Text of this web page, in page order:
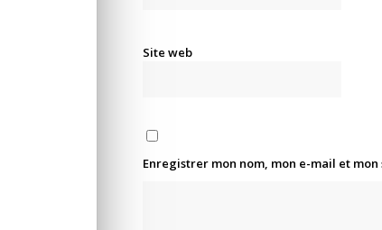
Site web
Enregistrer mon nom, mon e-mail et